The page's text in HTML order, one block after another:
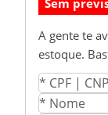
Sem
A gente te
estoque.